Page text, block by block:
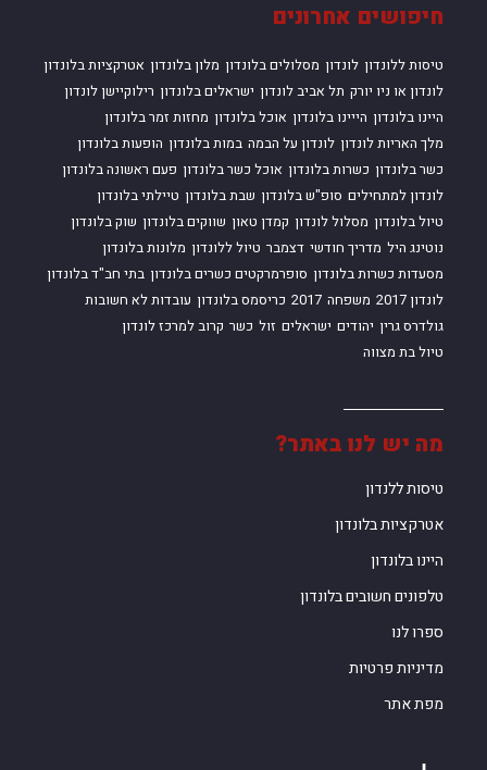
מה יש לנו באתר?
טיסות ללנדון
אטרקציות בלונדון
היינו בלונדון
טלפונים חשובים בלונדון
ספרו לנו
מדיניות פרטיות
מפת אתר
חיפושים אחרונים
טיסות ללונדון לונדון מסלולים בלונדון מלון בלונדון אטרקציות בלונדון
לונדון או ניו יורק תל אביב לונדון ישראלים בלונדון רילוקיישן לונדון
היינו בלונדון הייינו בלונדון אוכל בלונדון מחזות זמר בלונדון
מלך האריות לונדון לונדון על הבמה במות בלונדון הופעות בלונדון
כשר בלונדון כשרות בלונדון אוכל כשר בלונדון פעם ראשונה בלונדון
לונדון למתחילים סופ"ש בלונדון שבת בלונדון טיילתי בלונדון
טיול בלונדון מסלול לונדון קמדן טאון שווקים בלונדון שוק בלונדון
נוטינג היל מדריך חודשי דצמבר טיול ללונדון מלונות בלונדון
מסעדות כשרות בלונדון סופרמרקטים כשרים בלונדון בתי חב"ד בלונדון
לונדון 2017
משפחה 2017 כריסמס בלונדון עובדות לא חשובות
גולדרס גרין יהודים ישראלים זול כשר קרוב למרכז לונדון
טיול בת מצווה